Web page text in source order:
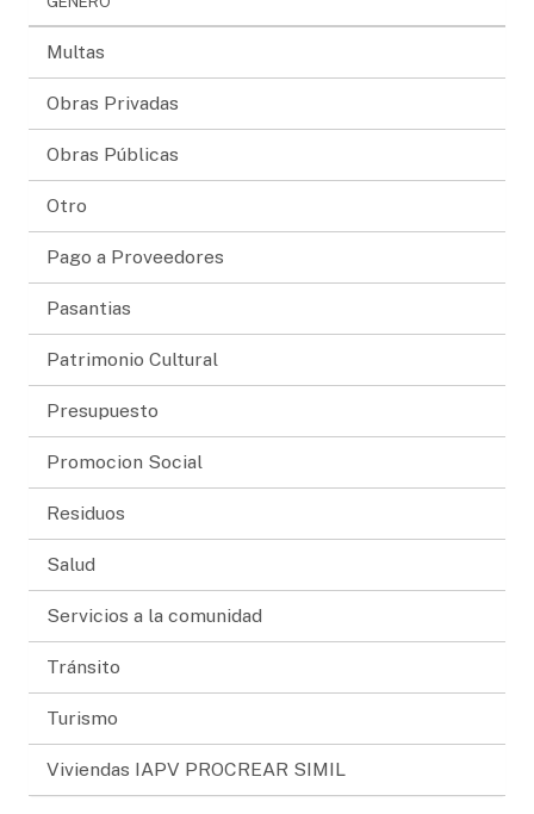
Multas
Obras Privadas
Obras Públicas
Otro
Pago a Proveedores
Pasantias
Patrimonio Cultural
Presupuesto
Promocion Social
Residuos
Salud
Servicios a la comunidad
Tránsito
Turismo
Viviendas IAPV PROCREAR SIMIL